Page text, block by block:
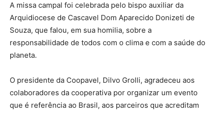
A missa campal foi celebrada pelo bispo auxiliar da
Arquidiocese de Cascavel Dom Aparecido Donizeti de
Souza, que falou, em sua homilia, sobre a
responsabilidade de todos com o clima e com a saúde do
planeta.
O presidente da Coopavel, Dilvo Grolli, agradeceu aos
colaboradores da cooperativa por organizar um evento
que é referência ao Brasil, aos parceiros que acreditam